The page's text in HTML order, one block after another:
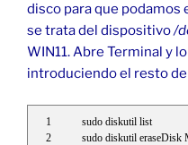
disco para que podamos
se trata del dispositivo/
WIN11. Abre Terminal y
introduciendo el resto
sudo diskutil list
sudo diskutil eraseDisk